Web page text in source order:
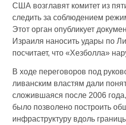
США возглавят комитет из
следить за соблюдением
Этот орган опубликует
Израиля наносить удары по
посчитает, что «Хезболла»
В ходе переговоров под
ливанским властям дали
сложившаяся после 2006
было позволено построить
инфраструктуру вдоль